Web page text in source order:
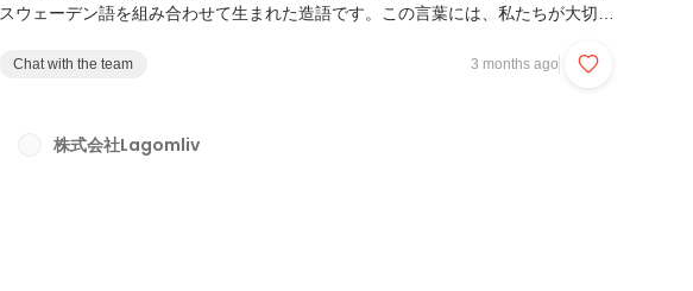
スウェーデン語を組み合わせて生まれた造語です。この言葉には、私たちが大切に
込めた想いと、ロゴに秘めたストーリーについてお話ししたいと思います。記事を
￣￣￣￣￣￣￣￣￣￣￣￣￣￣￣￣￣￣￣￣￣￣￣￣￣￣￣￣￣￣￣￣人生は、激
Chat with the team 3 months ago
株式会社Lagomliv